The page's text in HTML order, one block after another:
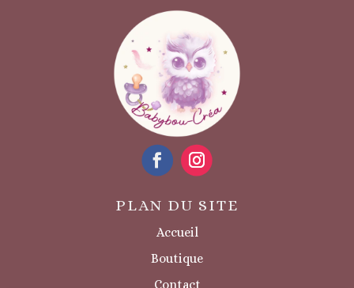
PLAN DU SITE
Accueil
Boutique
Contact